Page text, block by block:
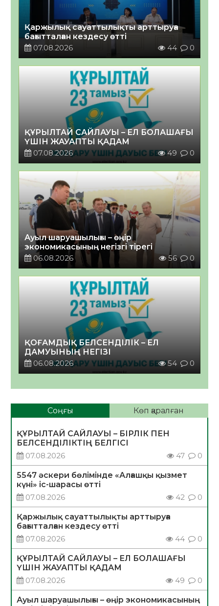
Қаржылық сауаттылықты арттыруға
бағытталған кездесу өтті
07.08.2026
44 0
ҚҰРЫЛТАЙ САЙЛАУЫ – ЕЛ БОЛАШАҒЫ
ҮШІН ЖАУАПТЫ ҚАДАМ
07.08.2026
49 0
Ауыл шаруашылығы – өңір
экономикасының негізгі тірегі
06.08.2026
56 0
ҚОҒАМДЫҚ БЕЛСЕНДІЛІК – ЕЛ
ДАМУЫНЫҢ НЕГІЗІ
06.08.2026
54 0
Соңғы Көп қаралған
ҚҰРЫЛТАЙ САЙЛАУЫ – БІРЛІК ПЕН
БЕЛСЕНДІЛІКТІҢ БЕЛГІСІ
07.08.2026
47 0
5547 әскери бөлімінде «Алғашқы қызмет
күні» іс-шарасы өтті
07.08.2026
42 0
Қаржылық сауаттылықты арттыруға
бағытталған кездесу өтті
07.08.2026
44 0
ҚҰРЫЛТАЙ САЙЛАУЫ – ЕЛ БОЛАШАҒЫ
ҮШІН ЖАУАПТЫ ҚАДАМ
07.08.2026
49 0
Ауыл шаруашылығы – өңір экономикасының